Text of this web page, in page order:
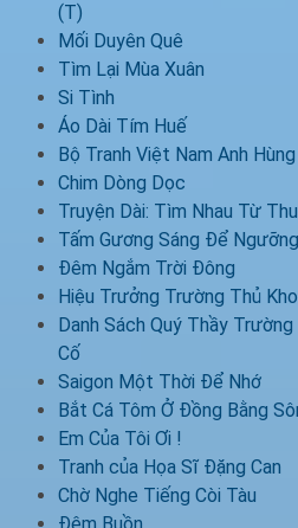
(T)
Mối Duyên Quê
Tìm Lại Mùa Xuân
Si Tình
Áo Dài Tím Huế
Bộ Tranh Việt Nam Anh
Chim Dòng Dọc
Truyện Dài: Tìm Nhau Từ
Tấm Gương Sáng Để
Đêm Ngắm Trời Đông
Hiệu Trưởng Trường Thủ
Danh Sách Quý Thầy
Cố
Saigon Một Thời Để Nhớ
Bắt Cá Tôm Ở Đồng Bằng
Em Của Tôi Ơi !
Tranh của Họa Sĩ Đặng Can
Chờ Nghe Tiếng Còi Tàu